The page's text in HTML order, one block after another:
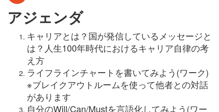
アジェンダ
キャリアとは？国が発信しているメッセージと
は？人生100年時代におけるキャリア自律の考
え方
ライフラインチャートを書いてみよう(ワーク)
※ブレイクアウトルームを使って他者との対話
があります
自分のWill/Can/Mustを言語化してみよう(ワー